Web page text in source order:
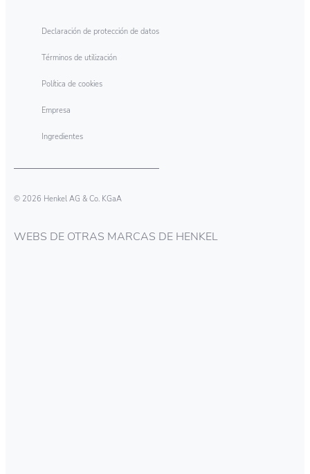
Declaración de protección de datos
Términos de utilización
Política de cookies
Empresa
Ingredientes
© 2026 Henkel AG & Co. KGaA
WEBS DE OTRAS MARCAS DE HENKEL